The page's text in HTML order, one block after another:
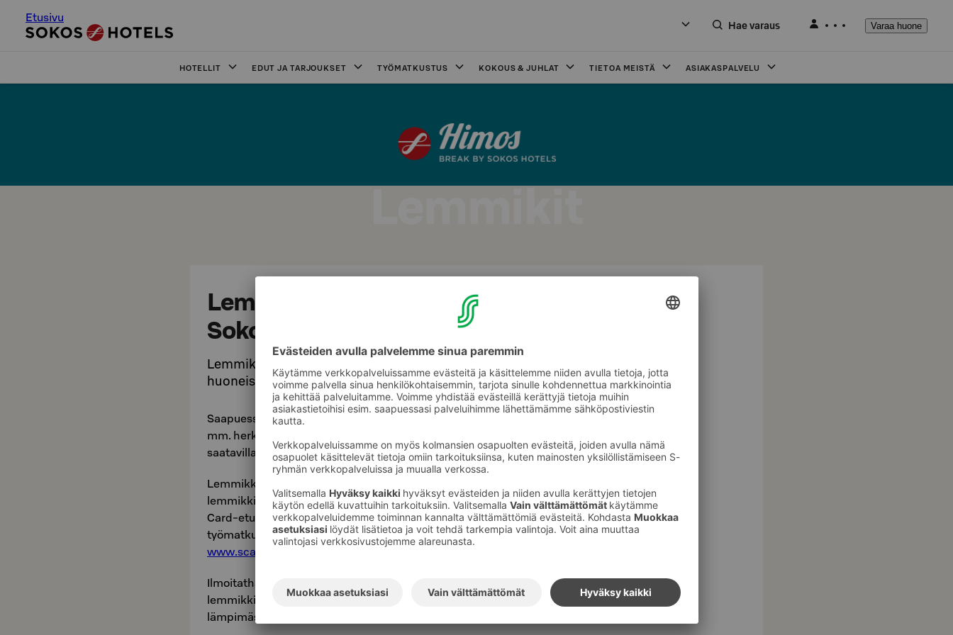
Etusivu
Hae varaus Varaa huone
HOTELLIT EDUT JA TARJOUKSET TYÖMATKUSTUS KOKOUS & JUHLAT TIETOA MEISTÄ ASIAKASPALVELU
Lemmikit
Lemmikit ovat tervetulleita Break
Sokos Hotel Himokselle
Lemmikkien kanssa matkaaville löytyy lemmikkihuoneistoja, jokaisesta
huoneistoluokasta.
Saapuessanne hotelliin teitä odottaa tervetuliaiskassi, josta löytyy
mm. herkkuja, puruluita ja kakkapusseja. Vastaanotosta on
saatavilla myös juomakulhoja ja tassupyyhkeitä.
Lemmikkilisä on 15 € / vrk. Jos olet S-Card-kanta-asiakas,
lemmikkisi majoittuu kanssasi veloituksetta majoittuessasi S-
Card-etuihin oikeuttavalla hinnalla. S-Card on henkilökohtainen
työmatkustajan kanta-asiakaskortti, jonka voit tilata osoitteesta
www.scard.fi
tai ostaa hotellin vastaanotosta.
Ilmoitathan hotellivarauksen yhteydessä, että mukanasi matkustaa
lemmikki. Koirien lisäksi myös muut lemmikkieläimet ovat
lämpimästi tervetulleita!